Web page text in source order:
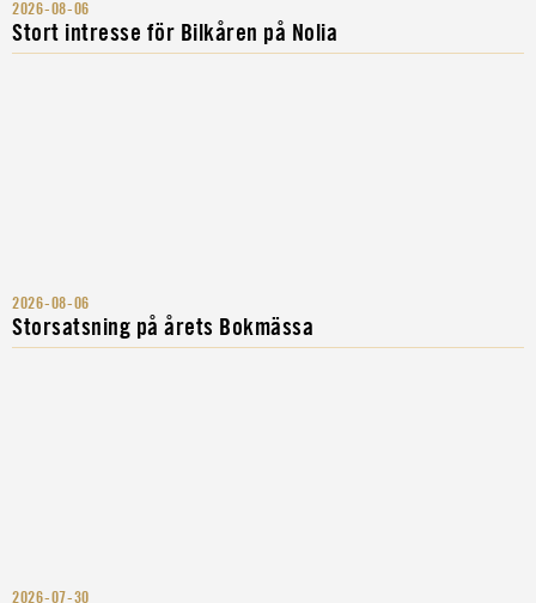
2026-08-06
Stort intresse för Bilkåren på Nolia
2026-08-06
Storsatsning på årets Bokmässa
2026-07-30